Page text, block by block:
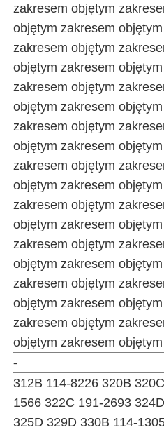
zakresem objętym
objętym zakresem
zakresem objętym
objętym zakresem
zakresem objętym
objętym zakresem
zakresem objętym
objętym zakresem
zakresem objętym
objętym zakresem
zakresem objętym
objętym zakresem
zakresem objętym
objętym zakresem
zakresem objętym
objętym zakresem
zakresem objętym
objętym zakresem objętym
-
312B 114-8226 320B
1566 322C 191-2693
325D 329D 330B 114-